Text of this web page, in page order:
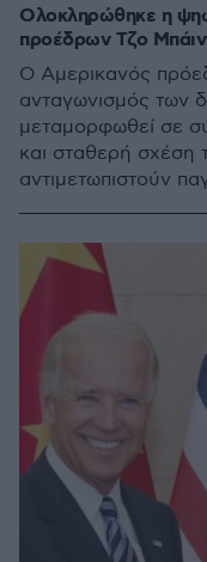
Ολοκληρώθηκε η
προέδρων Τζο
Ο Αμερικανός
ανταγωνισμός των
μεταμορφωθεί σε
και σταθερή σχέση
αντιμετωπιστούν